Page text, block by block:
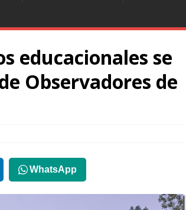
educacionales se
Observadores de
WhatsApp